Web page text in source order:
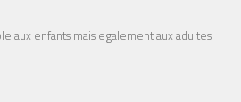
aux enfants mais egalement aux adultes